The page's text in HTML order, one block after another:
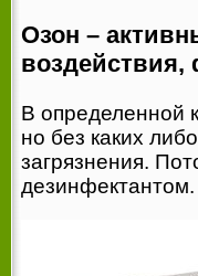
Озон –
В определенной
но без каких
загрязнения.
дезинфектантом.